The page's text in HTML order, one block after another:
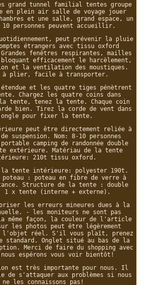
grand tunnel familial tentes groupe
en plein air salle de voyage jouer
et une salle, grand espace, un
personnes peuvent accueillir.
peut prévenir la pluie
étrangers avec tissu oxford
Grandes fenêtres respirantes, mailles
efficacement le harcèlement,
et la ventilation des moustiques.
à plier, facile à transporter.
et les quatre tiges pénètrent
Chargez les quatre coins dans
tente, tenez la tente. Chaque coin
bien. Tirez la corde de vent dans
pour fixer la tente.
peut être directement reliée à
suspension. Nom: 8-10 personnes
portable camping de randonnée double
extérieure. Matériau de la tente
210t tissu oxford.
la tente intérieure: polyester 190t.
poteau : poteau en fibre de verre à
Structure de la tente : double
1 x tente (interne + externe).
les erreurs mineures dues à la
- les moniteurs ne sont pas
même façon, la couleur de l'article
les photos peut être légèrement
l'objet réel. S'il vous plaît, prenez
standard. Onglet situé au bas de la
Merci de faire du shopping avec
espérons vous voir bientôt!
est très importante pour nous. Il
de s'attaquer aux problèmes si nous
ne les connaissons pas!